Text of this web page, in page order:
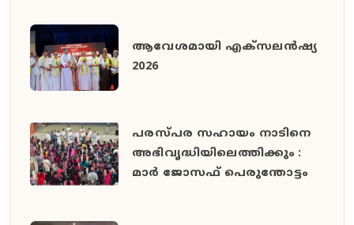
ആവേശമായി എക്സലൻഷ്യ
2026
പരസ്പര സഹായം നാടിനെ
അഭിവൃദ്ധിയിലെത്തിക്കും :
മാർ ജോസഫ് പെരുന്തോട്ടം